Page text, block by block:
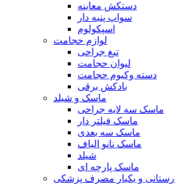
دستکش معاینه
سواپ پنبه دار
اسپکولوم
لوازم حجامت
تیغ جراحی
لیوان حجامت
دسته وکیوم حجامت
بادکش برقی
ماسک و شیلد
ماسک سه لایه جراحی
ماسک فیلتر دار
ماسک سه بعدی
ماسک نانو الیاف
شیلد
ماسک پارچه ای
و یکبار مصرف پزشکی